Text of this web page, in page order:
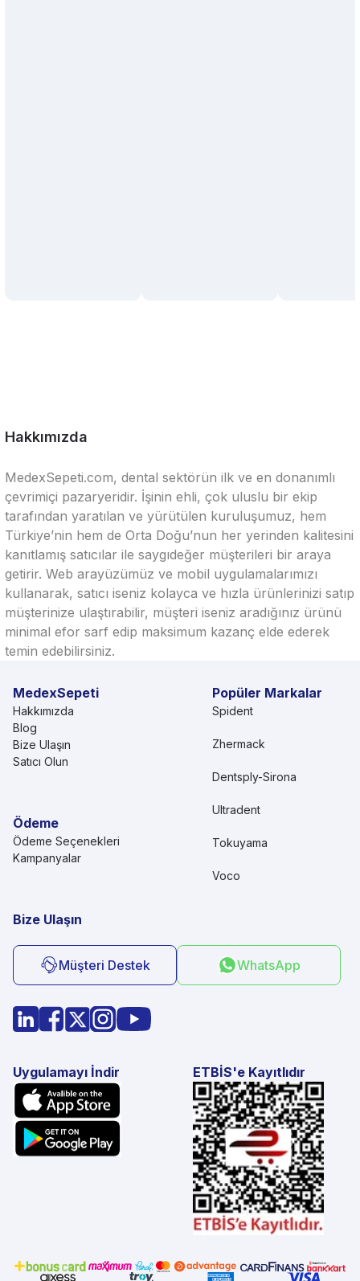
Hakkımızda
MedexSepeti.com, dental sektörün ilk ve en donanımlı
çevrimiçi pazaryeridir. İşinin ehli, çok uluslu bir ekip
tarafından yaratılan ve yürütülen kuruluşumuz, hem
Türkiye’nin hem de Orta Doğu’nun her yerinden kalitesini
kanıtlamış satıcılar ile saygıdeğer müşterileri bir araya
getirir. Web arayüzümüz ve mobil uygulamalarımızı
kullanarak, satıcı iseniz kolayca ve hızla ürünlerinizi satıp
müşterinize ulaştırabilir, müşteri iseniz aradığınız ürünü
minimal efor sarf edip maksimum kazanç elde ederek
temin edebilirsiniz.
MedexSepeti
Hakkımızda
Blog
Bize Ulaşın
Satıcı Olun
Ödeme
Ödeme Seçenekleri
Kampanyalar
Popüler Markalar
Spident
Zhermack
Dentsply-Sirona
Ultradent
Tokuyama
Voco
Bize Ulaşın
Müşteri Destek WhatsApp
Uygulamayı İndir ETBİS'e Kayıtlıdır